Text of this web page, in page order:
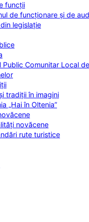
funcții
de funcționare și de
legislație
Public Comunitar Local
tradiții în imagini
„Hai în Oltenia”
novăcene
rute turistice